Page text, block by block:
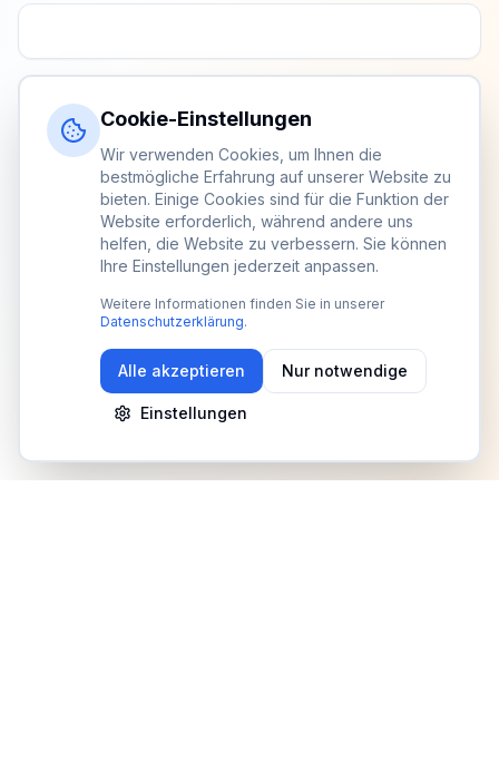
Cookie-Einstellungen
Wir verwenden Cookies, um Ihnen die
bestmögliche Erfahrung auf unserer Website zu
bieten. Einige Cookies sind für die Funktion der
Website erforderlich, während andere uns
helfen, die Website zu verbessern. Sie können
Ihre Einstellungen jederzeit anpassen.
Weitere Informationen finden Sie in unserer
Datenschutzerklärung.
Alle akzeptieren Nur notwendige
Einstellungen